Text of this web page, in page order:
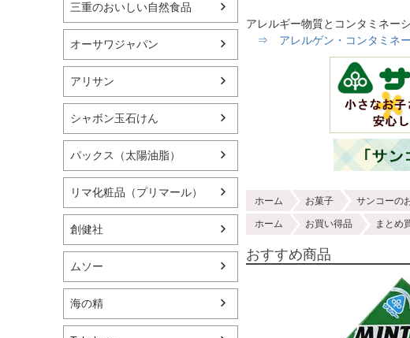
三重のおいしい自然食品
オーサワジャパン
アリサン
シャボン玉石けん
パックス（太陽油脂）
リマ化粧品（プリマール）
創健社
ムソー
海の精
アレルギー物質とコンタミネー
⇒ アレルゲン・コンタミネー
ホーム お菓子 サンコーの
ホーム お買い得品 まとめ
おすすめ商品